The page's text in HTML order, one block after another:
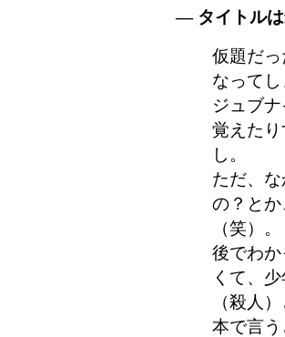
― タイトルは
仮題だ
なって
ジュブ
覚えた
し。
ただ、
の？と
（笑）。
後でわ
くて、
（殺人
本で言